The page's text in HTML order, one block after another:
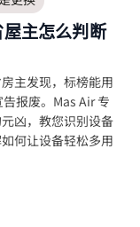
主怎么判断
主发现，标榜能用
报废。Mas Air 专
凶，教您识别设备
何让设备轻松多用